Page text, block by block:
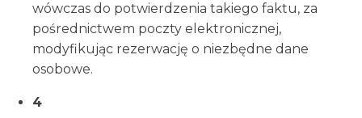
wówczas do potwierdzenia takiego faktu, za
pośrednictwem poczty elektronicznej,
modyfikując rezerwację o niezbędne dane
osobowe.
4